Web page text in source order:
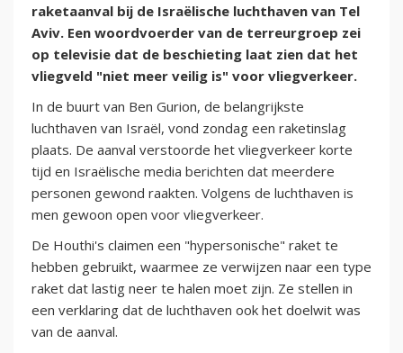
raketaanval bij de Israëlische luchthaven van Tel
Aviv. Een woordvoerder van de terreurgroep zei
op televisie dat de beschieting laat zien dat het
vliegveld "niet meer veilig is" voor vliegverkeer.
In de buurt van Ben Gurion, de belangrijkste
luchthaven van Israël, vond zondag een raketinslag
plaats. De aanval verstoorde het vliegverkeer korte
tijd en Israëlische media berichten dat meerdere
personen gewond raakten. Volgens de luchthaven is
men gewoon open voor vliegverkeer.
De Houthi's claimen een "hypersonische" raket te
hebben gebruikt, waarmee ze verwijzen naar een type
raket dat lastig neer te halen moet zijn. Ze stellen in
een verklaring dat de luchthaven ook het doelwit was
van de aanval.